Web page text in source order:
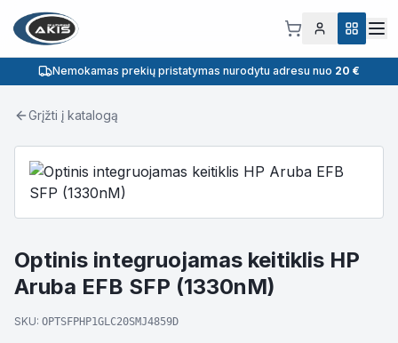
Nemokamas prekių pristatymas nurodytu adresu nuo 20 €
Grįžti į katalogą
Optinis integruojamas keitiklis HP
Aruba EFB SFP (1330nM)
SKU: OPTSFPHP1GLC20SMJ4859D